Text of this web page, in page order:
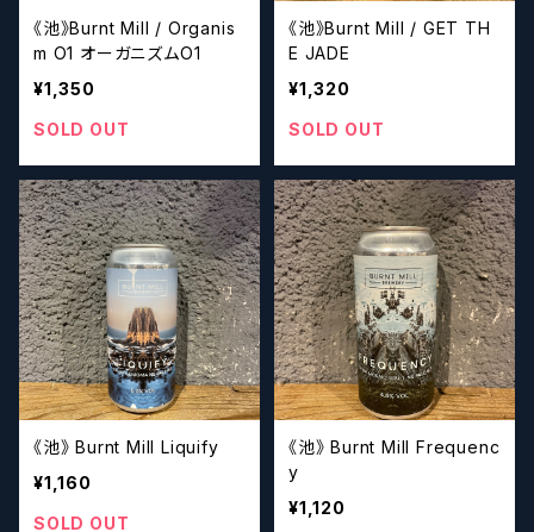
《池》Burnt Mill / Organis
m O1 オーガニズムO1
¥1,350
SOLD OUT
《池》Burnt Mill / GET TH
E JADE
¥1,320
SOLD OUT
《池》 Burnt Mill Liquify
¥1,160
SOLD OUT
《池》 Burnt Mill Frequenc
y
¥1,120